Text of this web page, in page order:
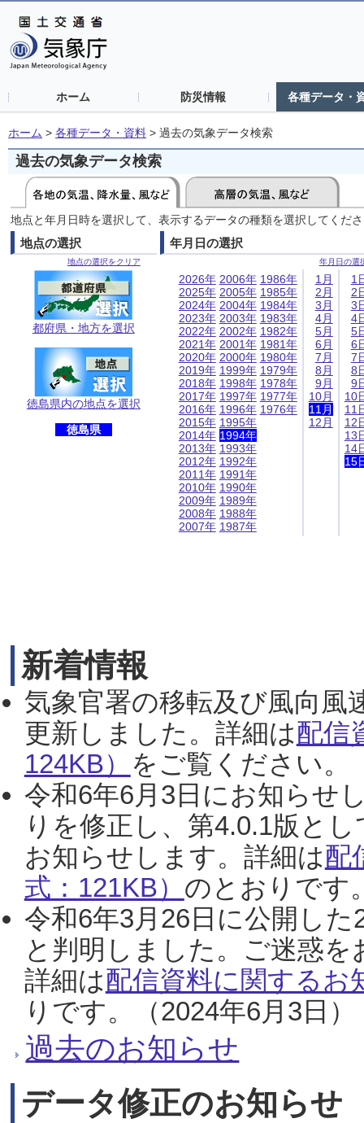
ホーム 防災情報 各種データ・
ホーム > 各種データ・資料 > 過去の気象データ検索
過去の気象データ検索
地点と年月日時を選択して、表示するデータの種類を選択してくだ
地点の選択
地点の選択をクリア
都府県・地方を選択
徳島県内の地点を選択
徳島県
年月日の選択
年月日の選
2026年
2025年
2024年
2023年
2022年
2021年
2020年
2019年
2018年
2017年
2016年
2015年
2014年
2013年
2012年
2011年
2010年
2009年
2008年
2007年
2006年
2005年
2004年
2003年
2002年
2001年
2000年
1999年
1998年
1997年
1996年
1995年
1994年
1993年
1992年
1991年
1990年
1989年
1988年
1987年
1986年
1985年
1984年
1983年
1982年
1981年
1980年
1979年
1978年
1977年
1976年
1月
2月
3月
4月
5月
6月
7月
8月
9月
10月
11月
12月
1
2
3
4
5
6
7
8
9
10
11
12
13
14
15
新着情報
気象官署の移転及び風向風
更新しました。詳細は配信
124KB） をご覧ください。
令和6年6月3日にお知らせ
りを修正し、第4.0.1版と
お知らせします。詳細は配
式：121KB） のとおりです
令和6年3月26日に公開し
と判明しました。ご迷惑
詳細は配信資料に関するお
りです。（2024年6月3日）
過去のお知らせ
データ修正のお知らせ